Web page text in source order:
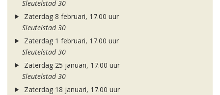
Sleutelstad 30
Zaterdag 8 februari, 17.00 uur
Sleutelstad 30
Zaterdag 1 februari, 17.00 uur
Sleutelstad 30
Zaterdag 25 januari, 17.00 uur
Sleutelstad 30
Zaterdag 18 januari, 17.00 uur